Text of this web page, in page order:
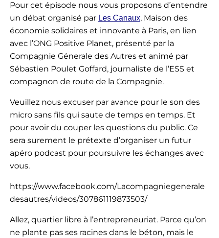
Pour cet épisode nous vous proposons d’entendre
un débat organisé par Les Canaux, Maison des
économie solidaires et innovante à Paris, en lien
avec l’ONG Positive Planet, présenté par la
Compagnie Génerale des Autres et animé par
Sébastien Poulet Goffard, journaliste de l’ESS et
compagnon de route de la Compagnie.
Veuillez nous excuser par avance pour le son des
micro sans fils qui saute de temps en temps. Et
pour avoir du couper les questions du public. Ce
sera surement le prétexte d’organiser un futur
apéro podcast pour poursuivre les échanges avec
vous.
https://www.facebook.com/Lacompagniegenerale
desautres/videos/307861119873503/
Allez, quartier libre à l’entrepreneuriat. Parce qu’on
ne plante pas ses racines dans le béton, mais le